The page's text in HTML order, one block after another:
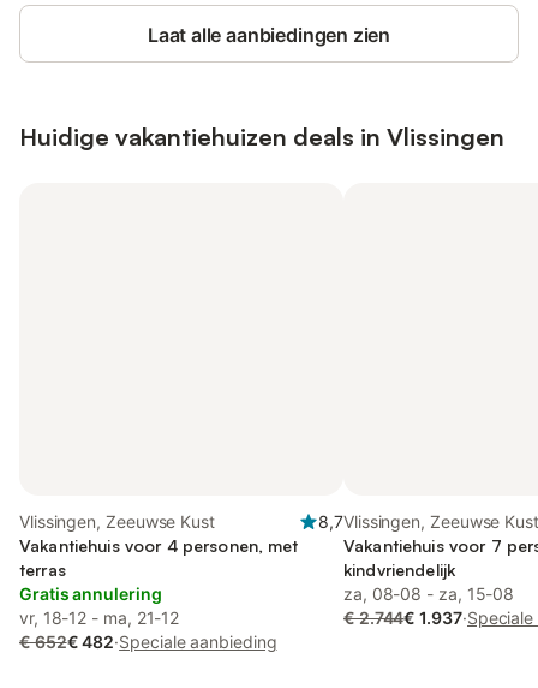
Laat alle aanbiedingen zien
Huidige vakantiehuizen deals in Vlissingen
Vlissingen, Zeeuwse Kust
8,7
Vakantiehuis voor 4 personen, met
terras
Gratis annulering
vr, 18-12 - ma, 21-12
€ 652€ 482·Speciale aanbieding
Vlissingen, Zeeuwse Kust
Vakantiehuis voor 7
kindvriendelijk
za, 08-08 - za, 15-08
€ 2.744€ 1.937·